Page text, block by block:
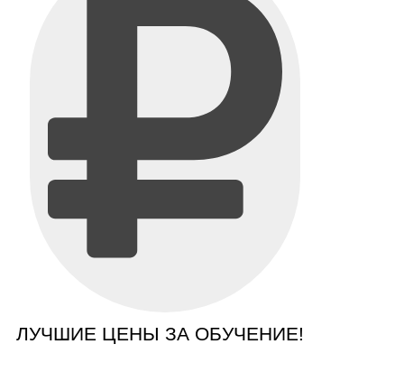
ЛУЧШИЕ ЦЕНЫ ЗА ОБУЧЕНИЕ!